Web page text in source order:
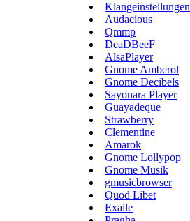
Klangeinstellungen
Audacious
Qmmp
DeaDBeeF
AlsaPlayer
Gnome Amberol
Gnome Decibels
Sayonara Player
Guayadeque
Strawberry
Clementine
Amarok
Gnome Lollypop
Gnome Musik
gmusicbrowser
Quod Libet
Exaile